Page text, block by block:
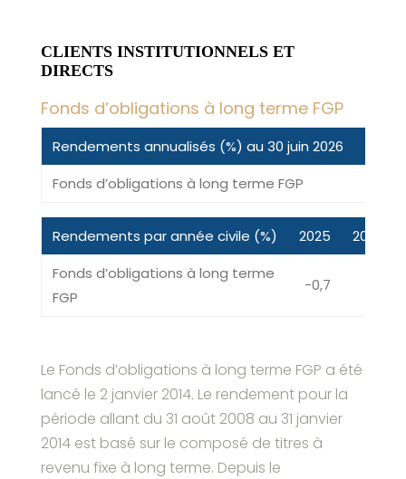
CLIENTS INSTITUTIONNELS ET
DIRECTS
Fonds d’obligations à long terme FGP
Rendements annualisés (%) au 30 juin 2026
Fonds d’obligations à long terme FGP
Rendements par année civile (%) 2025 2024
Fonds d’obligations à long terme
FGP
-0,7
Le Fonds d’obligations à long terme FGP a été
lancé le 2 janvier 2014. Le rendement pour la
période allant du 31 août 2008 au 31 janvier
2014 est basé sur le composé de titres à
revenu fixe à long terme. Depuis le